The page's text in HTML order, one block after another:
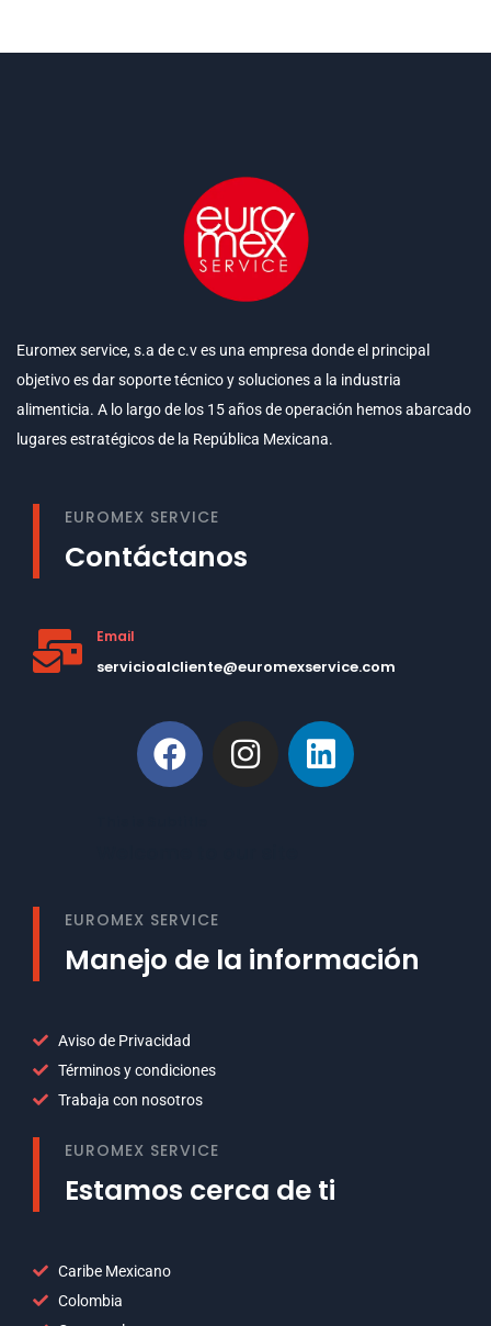
Euromex service, s.a de c.v es una empresa donde el principal
objetivo es dar soporte técnico y soluciones a la industria
alimenticia. A lo largo de los 15 años de operación hemos abarcado
lugares estratégicos de la República Mexicana.
EUROMEX SERVICE
Contáctanos
Email
servicioalcliente@euromexservice.com
EUROMEX SERVICE
Manejo de la información
Aviso de Privacidad
Términos y condiciones
Trabaja con nosotros
EUROMEX SERVICE
Estamos cerca de ti
Caribe Mexicano
Colombia